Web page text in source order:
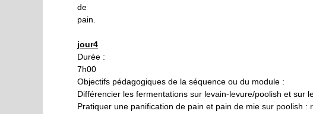
de
pain.
jour4
Durée :
7h00
Objectifs pédagogiques de la séquence ou du module :
Différencier les fermentations sur levain-levure/poolish et sur
Pratiquer une panification de pain et pain de mie sur poolish :